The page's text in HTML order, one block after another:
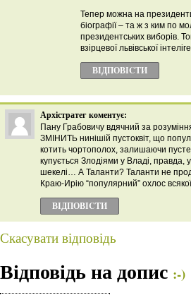
Тепер можна на
біографії – та ж з ким по
президентських виборів.
взірцевої львівської
ВІДПОВІCТИ
Архістратег коментує:
Пану Грабовичу вдячний за
ЗМІНИТЬ нинішій пустоквіт, що
котить чортополох, залишаючи
купується Злодіями у Владі,
шекелі… А Таланти? Таланти не
Краю-Ирію “популярний” охлос
ВІДПОВІCТИ
Скасувати відповідь
Відповідь на допис :-)